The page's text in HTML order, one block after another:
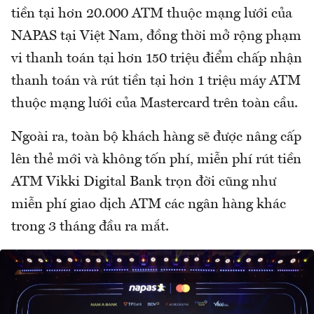
tiền tại hơn 20.000 ATM thuộc mạng lưới của
NAPAS tại Việt Nam, đồng thời mở rộng phạm
vi thanh toán tại hơn 150 triệu điểm chấp nhận
thanh toán và rút tiền tại hơn 1 triệu máy ATM
thuộc mạng lưới của Mastercard trên toàn cầu.
Ngoài ra, toàn bộ khách hàng sẽ được nâng cấp
lên thẻ mới và không tốn phí, miễn phí rút tiền
ATM Vikki Digital Bank trọn đời cũng như
miễn phí giao dịch ATM các ngân hàng khác
trong 3 tháng đầu ra mắt.